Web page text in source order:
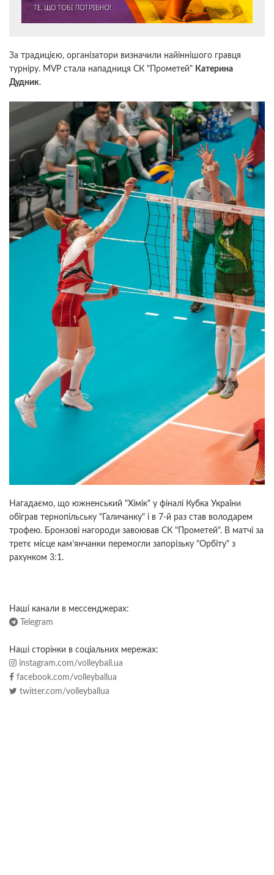
За традицією, організатори визначили найіннішого гравця
турніру. MVP стала нападниця СК "Прометей" Катерина
Дудник.
Нагадаємо, що южненський "Хімік" у фіналі Кубка України
обіграв тернопільську "Галичанку" і в 7-й раз став володарем
трофею. Бронзові нагороди завоював СК "Прометей". В матчі за
третє місце кам’янчанки перемогли запорізьку "Орбіту" з
рахунком 3:1.
Наші канали в мессенджерах:
Telegram
Наші сторінки в соціальних мережах:
instagram.com/volleyball.ua
facebook.com/volleyballua
twitter.com/volleyballua